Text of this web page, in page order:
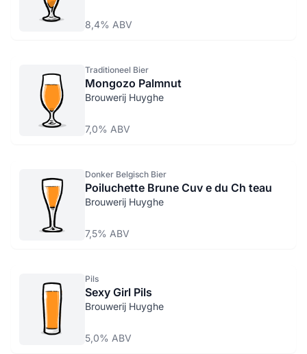
8,4% ABV
Traditioneel Bier
Mongozo Palmnut
Brouwerij Huyghe
7,0% ABV
Donker Belgisch Bier
Poiluchette Brune Cuv e du Ch teau
Brouwerij Huyghe
7,5% ABV
Pils
Sexy Girl Pils
Brouwerij Huyghe
5,0% ABV